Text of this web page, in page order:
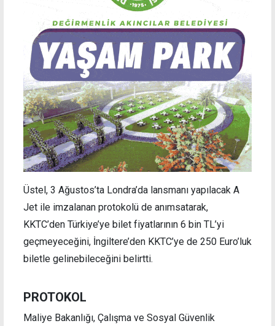
Üstel, 3 Ağustos’ta Londra’da lansmanı yapılacak A
Jet ile imzalanan protokolü de anımsatarak,
KKTC’den Türkiye’ye bilet fiyatlarının 6 bin TL’yi
geçmeyeceğini, İngiltere’den KKTC’ye de 250 Euro’luk
biletle gelinebileceğini belirtti.
PROTOKOL
Maliye Bakanlığı, Çalışma ve Sosyal Güvenlik